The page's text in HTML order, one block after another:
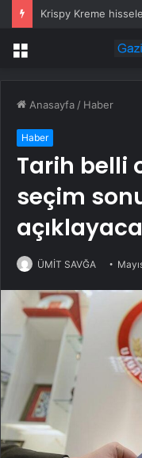
Krispy Kreme
Menü
Anasayfa / Haber
Haber
Tarih belli
seçim
ÜMİT SAVĞA